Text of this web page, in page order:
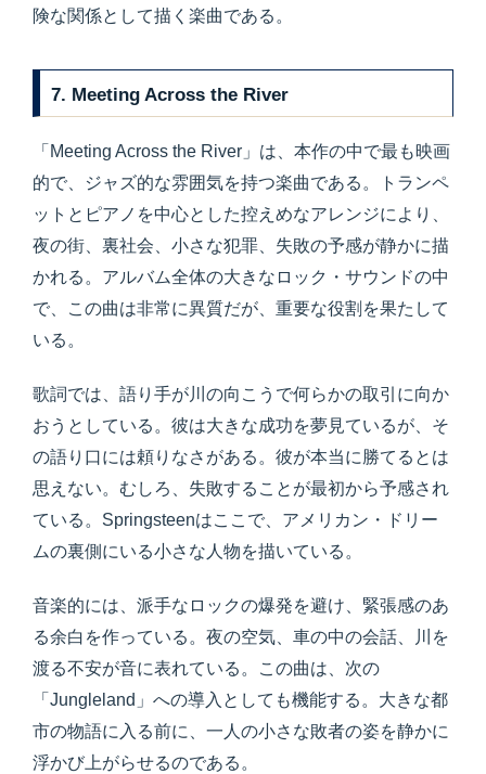
険な関係として描く楽曲である。
7. Meeting Across the River
「Meeting Across the River」は、本作の中で最も映画
的で、ジャズ的な雰囲気を持つ楽曲である。トランペ
ットとピアノを中心とした控えめなアレンジにより、
夜の街、裏社会、小さな犯罪、失敗の予感が静かに描
かれる。アルバム全体の大きなロック・サウンドの中
で、この曲は非常に異質だが、重要な役割を果たして
いる。
歌詞では、語り手が川の向こうで何らかの取引に向か
おうとしている。彼は大きな成功を夢見ているが、そ
の語り口には頼りなさがある。彼が本当に勝てるとは
思えない。むしろ、失敗することが最初から予感され
ている。Springsteenはここで、アメリカン・ドリー
ムの裏側にいる小さな人物を描いている。
音楽的には、派手なロックの爆発を避け、緊張感のあ
る余白を作っている。夜の空気、車の中の会話、川を
渡る不安が音に表れている。この曲は、次の
「Jungleland」への導入としても機能する。大きな都
市の物語に入る前に、一人の小さな敗者の姿を静かに
浮かび上がらせるのである。